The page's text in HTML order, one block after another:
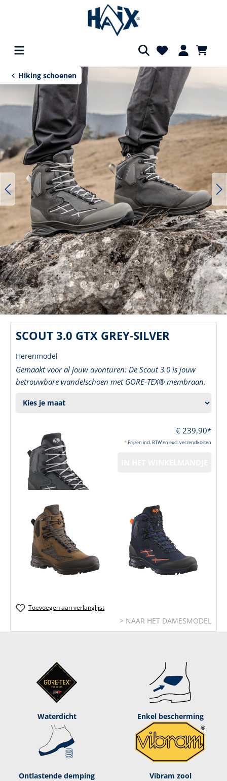
Hiking schoenen
Afbeeldingengalerij overslaan
SCOUT 3.0 GTX GREY-SILVER
Herenmodel
Gemaakt voor al jouw avonturen: De Scout 3.0 is jouw
betrouwbare wandelschoen met GORE-TEX® membraan.
€ 239,90*
*Prijzen incl. BTW en excl. verzendkosten
Toevoegen aan verlanglijst
> NAAR HET DAMESMODEL
Waterdicht Enkel bescherming
Ontlastende demping Vibram zool